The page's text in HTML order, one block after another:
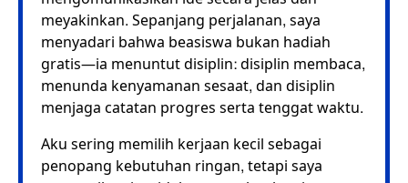
meyakinkan. Sepanjang perjalanan, saya
menyadari bahwa beasiswa bukan hadiah
gratis—ia menuntut disiplin: disiplin membaca,
menunda kenyamanan sesaat, dan disiplin
menjaga catatan progres serta tenggat waktu.
Aku sering memilih kerjaan kecil sebagai
penopang kebutuhan ringan, tetapi saya